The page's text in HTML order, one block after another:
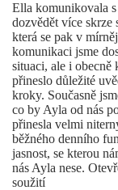
Ella komunikovala
dozvědět více skrze
která se pak v
komunikaci jsme
situaci, ale i
přineslo důležité
kroky. Současně
co by Ayla od nás
přinesla velmi
běžného denního
jasnost, se kterou
nás Ayla nese.
soužití